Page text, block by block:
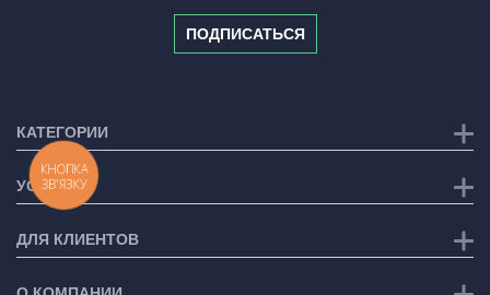
ПОДПИСАТЬСЯ
КАТЕГОРИИ
УСЛУГИ
ДЛЯ КЛИЕНТОВ
КНОПКА
ЗВ'ЯЗКУ